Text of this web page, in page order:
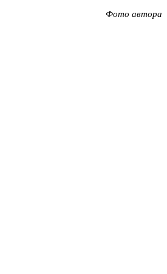
Фото автора